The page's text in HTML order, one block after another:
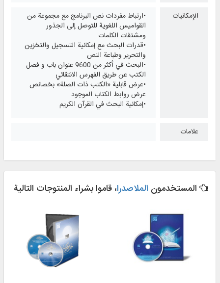
الإمكانيات
•ارتباط مفردات نص البرنامج مع مجموعة من
القواميس اللغوية للتوصل إلى الجذور
ومشتقات الكلمات
•قدرات البحث مع إمكانية التسجيل والتخزين
والتحرير وطباعة النص
•البحث في أكثر من 9600 عنوان باب و فصل
الكتب عن طريق الفهرس الانتقائي
•عرض قابلية «الكتب ذات الصلة» بخصائص
عرض روابط الكتاب الموجود
•إمكانية البحث في القرآن الكريم
علامات
المستخدمون الملاصدرا، قاموا بشراء المنتوجات التالية